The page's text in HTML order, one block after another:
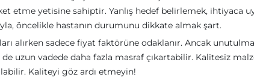
etme yetisine sahiptir. Yanlış hedef belirlemek, ihtiyaca
öncelikle hastanın durumunu dikkate almak şart.
alırken sadece fiyat faktörüne odaklanır. Ancak
uzun vadede daha fazla masraf çıkartabilir. Kalitesiz
Kaliteyi göz ardı etmeyin!